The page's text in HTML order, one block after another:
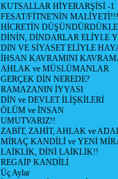
KUTSALLAR HİYERARŞİSİ -1
FESAT/FİTNE'NİN MALİYETİ!!!
HİCRETİN
DİNİN, DİNDARLAR ELİYLE
DİN VE SİYASET ELİYLE
İHSAN KAVRAMINI
AHLAK ve MÜSLÜMANLAR
GERÇEK DİN NEREDE?
RAMAZANIN İYYASI
DİN ve DEVLET İLİŞKİLERİ
ÖLÜM ve İNSAN
UMUTVARIZ!!
ZABİT, ZAHİT, AHLAK ve
MİRAÇ KANDİLİ ve YENİ
LAİKLİK, DİNİ LAİKLİK!!
REGAİP KANDİLİ
Üç Aylar